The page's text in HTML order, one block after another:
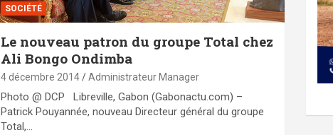
SOCIÉTÉ
Le nouveau patron du groupe Total chez
Ali Bongo Ondimba
4 décembre 2014 Administrateur Manager
Photo @ DCP Libreville, Gabon (Gabonactu.com) –
Patrick Pouyannée, nouveau Directeur général du groupe
Total,…